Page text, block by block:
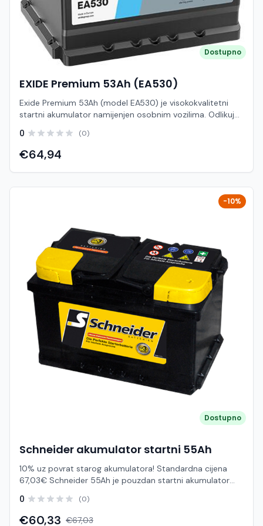
(CCA) prema vozilu Schneider 45Ah je pouzdan i
pristupačan startni akumulator, idealan za svakodnevnu
upotrebu i korisnike koji traže provjereno rješenje za
sigurno pokretanje vozila.
Dostupno
EXIDE Premium 53Ah (EA530)
Exide Premium 53Ah (model EA530) je visokokvalitetni
startni akumulator namijenjen osobnim vozilima. Odlikuje
što ga čini pouzdanim izborom za svakodnevnu vožnju i
zahtjevnije uvjete rada. U odnosu na standardne
akumulatore, pruža do 30% veću startnu snagu i do 2×
duži životni vijek. Tehničke karakteristike Napon: 12 V
Kapacitet: 53 Ah Startna struja (CCA): 540 A Raspored
polova: D+ Dimenzije (D × Š × V): 207 × 175 × 190 mm Tip
Povećana startna snaga Dulji vijek trajanja Pouzdan rad u
svim vremenskim uvjetima Bez potrebe za održavanjem
0 (0)
€64,94
-10%
Dostupno
Schneider akumulator startni 55Ah
10% uz povrat starog akumulatora! Standardna cijena
67,03€ Schneider 55Ah je pouzdan startni akumulator
brojem električnih potrošača. Zahvaljujući Ca/Ca (kalcij–
kalcij) tehnologiji, osigurava stabilan start motora, dug
0 (0)
€60,33 €67,03